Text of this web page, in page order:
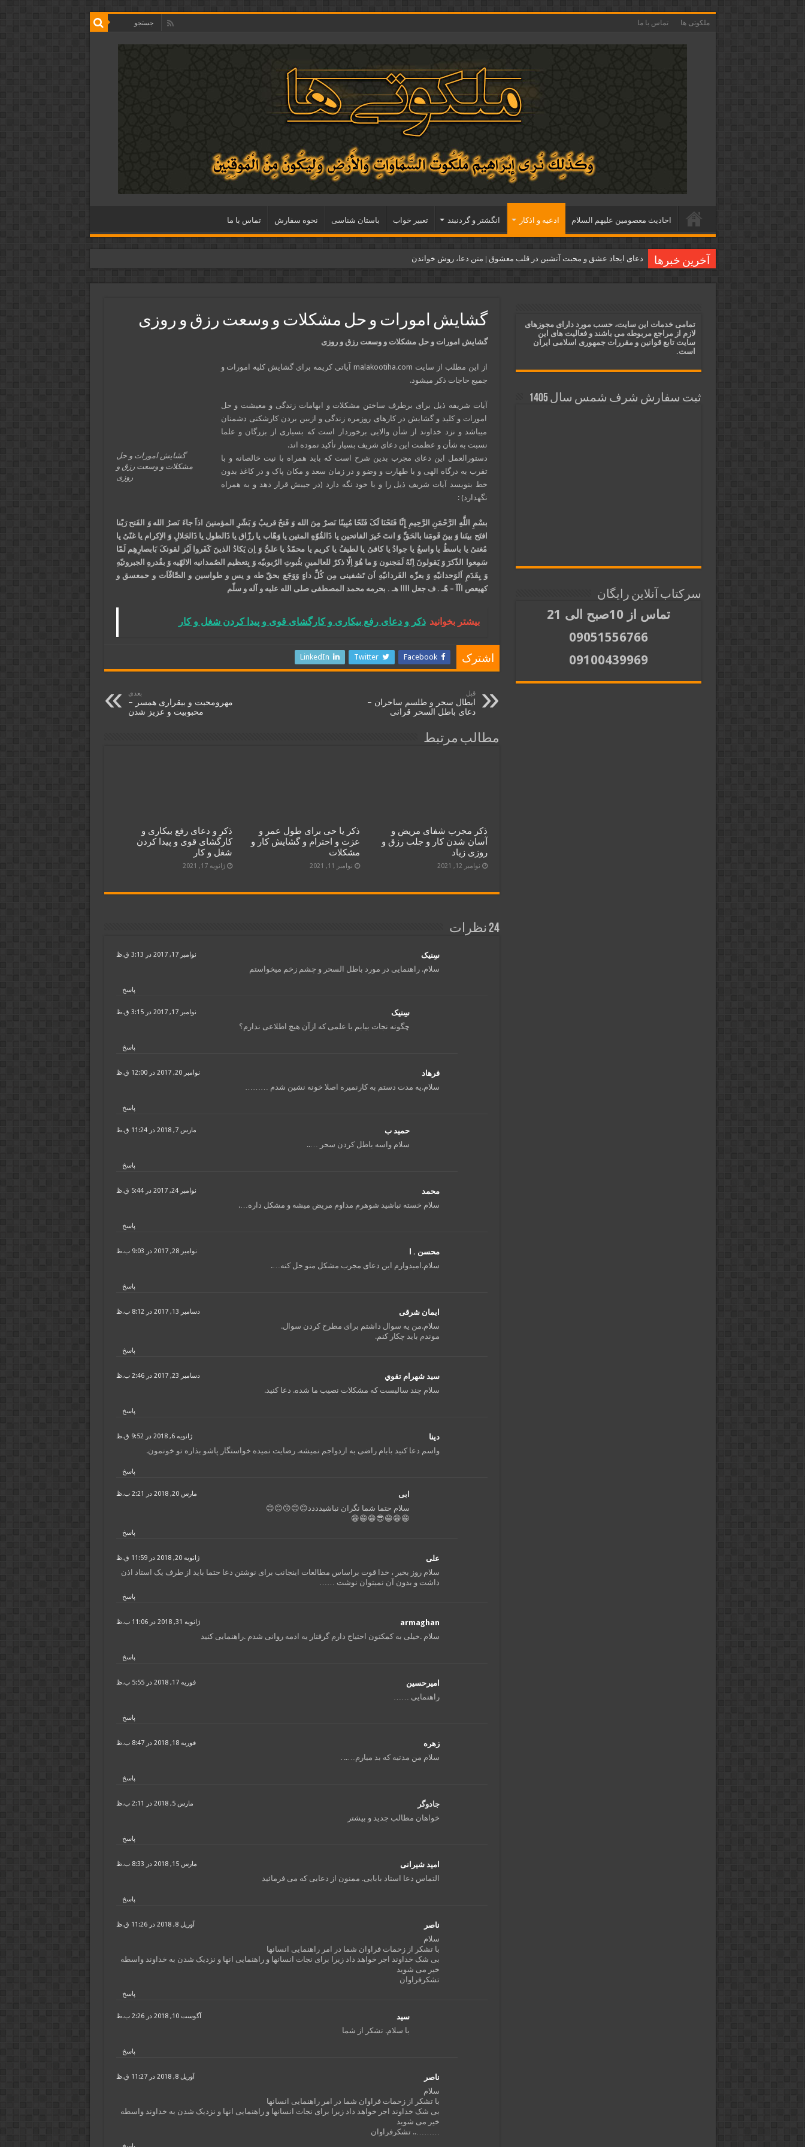
ملکوتی ها تماس با ما
احاديث معصومين عليهم السلام ادعيه و اذكار انگشتر و گردنبند تعبیر خواب باستان شناسی نحوه سفارش تماس با ما
آخرین خبرها دعای ایجاد عشق و محبت آتشین در قلب معشوق | متن دعا، روش خواندن
قویترین ذکر استجابت دعا و حاجت روایی | ذکر اسماء الحسنی برآورده شدن حاجت
دعای افزایش رزق و روزی و ثروتمند شدن | متن دعا و اذکار مجرب
گشایش امورات و حل مشکلات و وسعت رزق و روزی
گشایش امورات و حل مشکلات و وسعت رزق و روزی
گشایش امورات و حل
مشکلات و وسعت رزق و
روزی
از این مطلب از سایت malakootiha.com آیاتی کریمه برای گشایش کلیه امورات و
جمیع حاجات ذکر میشود.
آیات شریفه ذیل برای برطرف ساختن مشکلات و ابهامات زندگی و معیشت و حل
امورات و کلید و گشایش در کارهای روزمره زندگی و ازبین بردن کارشکنی دشمنان
میباشد و نزد خداوند از شأن والایی برخوردار است که بسیاری از بزرگان و علما
نسبت به شأن و عظمت این دعای شریف بسیار تأکید نموده اند.
دستورالعمل این دعای مجرب بدین شرح است که باید همراه با نیت خالصانه و با
تقرب به درگاه الهی و با طهارت و وضو و در زمان سعد و مکان پاک و در کاغذ بدون
خط بنویسد آیات شریف ذیل را و با خود نگه دارد (در جیبش قرار دهد و به همراه
نگهدارد) :
بسْمِ اللَّهِ الرَّحْمَنِ الرَّحِیمِ إِنَّا فَتَحْنَا لَکَ فَتْحًا مُبِینًا نَصرٌ مِنَ الله وَ فَتحٌ قریبٌ وَ بَشّرِ المؤمنینَ اذاَ جاءَ نَصرُ الله وَ الفَتح رَبّنا
افتَح بینَنا وَ بینَ قَومَنا بالحَقِّ وَ انتَ خَیرَ الفاتحین یا ذَالقُوّهِ المتین یا وَهّاب یا رزّاق یا ذَالطول یا ذَالجَلالِ وَ الاِکرام یا غنّیُ یا
مُغنیُ یا باسطُ یا واسعُ یا جوادُ یا کافیُ یا لطیفُ یا کریم یا محمّدُ یا علیُّ وَ اِن یَکادُ الذینَ کَفَروا لَیُز لقونکَ بَابصارِهِم لَمّا
سَمِعوا الذّکرَ وَ یَقولونَ اِنّهُ لَمَجنون وَ ما هُوَ اِلّا ذکرٌ للعالمینِ بثُبوتِ الرُبوبیّه وَ بِتعظیم الصُمدانیه الالهّیه وَ بقُدرهِ الجبروتیّهِ
وَ بِقَدَمِ اَلوَحدانیّهِ وَ بعزّه الفَردانیّهِ اَن تَشفینی مِن کُلِّ داءٍ وَوَجَع بحقّ طه و یس و طواسین و الصَّافّاَت و حمعسق و
کهیعص اآآ – هًـ . ف جعل اااا هـ . بحرمه محمد المصطفی صلی الله علیه و آله و سلّم
بیشتر بخوانید ذکر و دعای رفع بیکاری و کارگشای قوی و پیدا کردن شغل و کار
اشترک Facebook
Twitter
LinkedIn
قبل
ابطال سحر و طلسم ساحران –
دعای باطل السحر قرانی
بعدی
مهرومحبت و بیقراری همسر –
محبوبیت و عزیز شدن
مطالب مرتبط
ذکر مجرب شفای مریض و
آسان شدن کار و جلب رزق و
روزی زیاد
نوامبر 12, 2021
ذکر یا حی برای طول عمر و
عزت و احترام و گشایش کار و
مشکلات
نوامبر 11, 2021
ذکر و دعای رفع بیکاری و
کارگشای قوی و پیدا کردن
شغل و کار
ژانویه 17, 2021
24 نظرات
سِنیک نوامبر 17, 2017 در 3:13 ق.ظ
سلام. راهنمایی در مورد باطل السحر و چشم زخم میخواستم
پاسخ
سِنیک نوامبر 17, 2017 در 3:15 ق.ظ
چگونه نجات بیابم با علمی که ازآن هیچ اطلاعی ندارم؟
پاسخ
فرهاد نوامبر 20, 2017 در 12:00 ق.ظ
سلام.یه مدت دستم به کارنمیره اصلا خونه نشین شدم ………
پاسخ
حمید ب مارس 7, 2018 در 11:24 ق.ظ
سلام واسه باطل کردن سحر …..
پاسخ
محمد نوامبر 24, 2017 در 5:44 ق.ظ
سلام خسته نباشید شوهرم مداوم مریض میشه و مشکل داره….
پاسخ
محسن . ا نوامبر 28, 2017 در 9:03 ب.ظ
سلام.امیدوارم این دعای مجرب مشکل منو حل کنه….
پاسخ
ایمان شرقی دسامبر 13, 2017 در 8:12 ب.ظ
سلام.من یه سوال داشتم برای مطرح کردن سوال.
موندم باید چکار کنم.
پاسخ
سيد شهرام تقوي دسامبر 23, 2017 در 2:46 ب.ظ
سلام چند سالیست که مشکلات نصیب ما شده. دعا کنید.
پاسخ
دینا ژانویه 6, 2018 در 9:52 ق.ظ
واسم دعا کنید بابام راضی به ازدواجم نمیشه. رضایت نمیده خواستگار پاشو بذاره تو خونمون.
پاسخ
ابی مارس 20, 2018 در 2:21 ب.ظ
سلام حتما شما نگران نباشیدددد😊😊😙😊😊
😁😁😁😎😁😁😁
پاسخ
علی ژانویه 20, 2018 در 11:59 ق.ظ
سلام روز بخیر ، خدا قوت براساس مطالعات اینجانب برای نوشتن دعا حتما باید از طرف یک استاد اذن
داشت و بدون آن نمیتوان نوشت ……
پاسخ
armaghan ژانویه 31, 2018 در 11:06 ب.ظ
سلام .خیلی به کمکتون احتیاج دارم گرفتار یه ادمه روانی شدم .راهنمایی کنید
پاسخ
امیرحسین فوریه 17, 2018 در 5:55 ب.ظ
راهنمایی ……
پاسخ
زهره فوریه 18, 2018 در 8:47 ب.ظ
سلام من مدتیه که بد میارم….. .
پاسخ
جادوگر مارس 5, 2018 در 2:11 ب.ظ
خواهان مطالب جدید و بیشتر
پاسخ
امید شیرانی مارس 15, 2018 در 8:33 ب.ظ
التماس دعا استاد بابایی. ممنون از دعایی که می فرمائید
پاسخ
ناصر آوریل 8, 2018 در 11:26 ق.ظ
سلام
با تشکر از زحمات فراوان شما در امر راهنمایی انسانها
بی شک خداوند اجر خواهد داد زیرا برای نجات انسانها و راهنمایی انها و نزدیک شدن به خداوند واسطه
خیر می شوید
تشکرفراوان
پاسخ
سید آگوست 10, 2018 در 2:26 ب.ظ
با سلام. تشکر از شما
پاسخ
ناصر آوریل 8, 2018 در 11:27 ق.ظ
سلام
با تشکر از زحمات فراوان شما در امر راهنمایی انسانها
بی شک خداوند اجر خواهد داد زیرا برای نجات انسانها و راهنمایی انها و نزدیک شدن به خداوند واسطه
خیر می شوید
……….. تشکرفراوان
تمامی خدمات این سایت، حسب مورد دارای مجوزهای
لازم از مراجع مربوطه می باشند و فعالیت های این
سایت تابع قوانین و مقررات جمهوری اسلامی ایران
است.
ثبت سفارش شرف شمس سال 1405
سرکتاب آنلاین رایگان
تماس از 10صبح الی 21
09051556766
09100439969